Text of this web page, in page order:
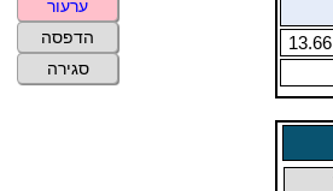
13.66
ערעור
הדפסה
סגירה